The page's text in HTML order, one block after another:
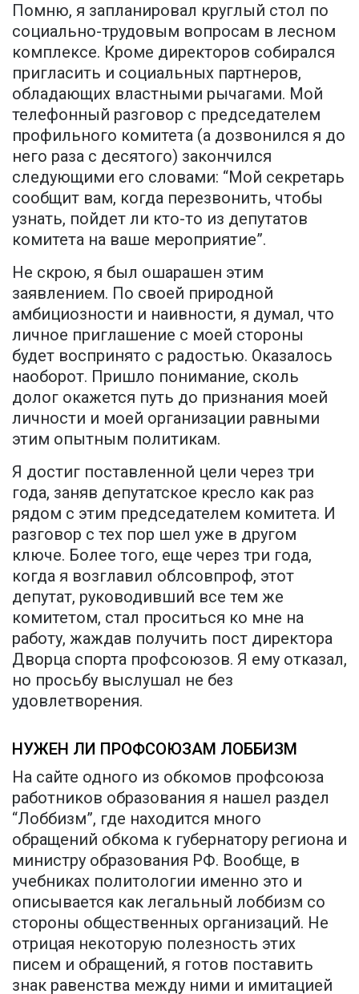
Помню, я запланировал круглый стол по
социально-трудовым вопросам в лесном
комплексе. Кроме директоров собирался
пригласить и социальных партнеров,
обладающих властными рычагами. Мой
телефонный разговор с председателем
профильного комитета (а дозвонился я до
него раза с десятого) закончился
следующими его словами: “Мой секретарь
сообщит вам, когда перезвонить, чтобы
узнать, пойдет ли кто-то из депутатов
комитета на ваше мероприятие”.
Не скрою, я был ошарашен этим
заявлением. По своей природной
амбициозности и наивности, я думал, что
личное приглашение с моей стороны
будет воспринято с радостью. Оказалось
наоборот. Пришло понимание, сколь
долог окажется путь до признания моей
личности и моей организации равными
этим опытным политикам.
Я достиг поставленной цели через три
года, заняв депутатское кресло как раз
рядом с этим председателем комитета. И
разговор с тех пор шел уже в другом
ключе. Более того, еще через три года,
когда я возглавил облсовпроф, этот
депутат, руководивший все тем же
комитетом, стал проситься ко мне на
работу, жаждав получить пост директора
Дворца спорта профсоюзов. Я ему отказал,
но просьбу выслушал не без
удовлетворения.
НУЖЕН ЛИ ПРОФСОЮЗАМ ЛОББИЗМ
На сайте одного из обкомов профсоюза
работников образования я нашел раздел
“Лоббизм”, где находится много
обращений обкома к губернатору региона и
министру образования РФ. Вообще, в
учебниках политологии именно это и
описывается как легальный лоббизм со
стороны общественных организаций. Не
отрицая некоторую полезность этих
писем и обращений, я готов поставить
знак равенства между ними и имитацией